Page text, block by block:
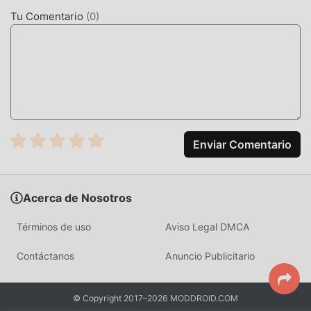
Con tecnología más avanzada, la experiencia de pantalla
del juego ha mejorado mucho. Mientras conserva el estilo
pasen mucho tiempo para acumular su
característica como la diversión del juego, pero al mismo
tiempo, el proceso de acumulación será inevitablemente
aparición de mods ha reescrito esta situación. Aquí, no
necesita gastar la mayor parte de su energía y repetir la
Tu Comentario (0)
Enviar Comentario
Acerca de Nosotros
Términos de uso Aviso Legal DMCA
Contáctanos Anuncio Publicitario
© Copyright 2017–2026 MODDROID.COM